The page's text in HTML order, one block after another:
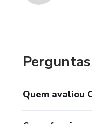
Quem avaliou